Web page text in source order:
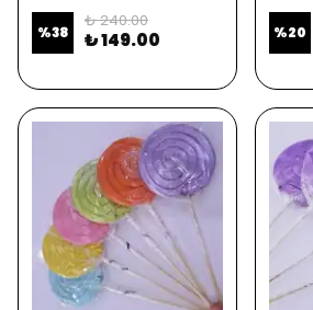
%38
₺ 240.00
₺ 149.00 %20